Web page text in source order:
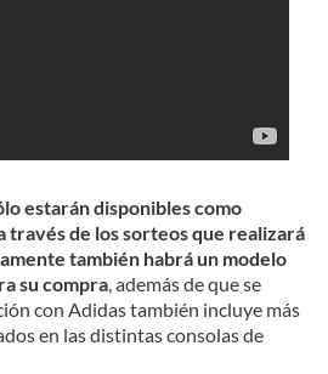
estarán disponibles como
través de los sorteos que realizará
también habrá un modelo
su compra, además de que se
con Adidas también incluye más
en las distintas consolas de